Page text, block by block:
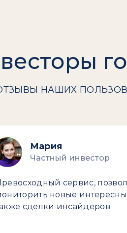
НАШИХ
Мария
Частный инвестор
сервис,
новые
сделки инсайдеров.